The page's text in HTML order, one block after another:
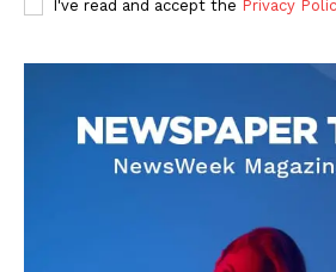
AIN NEWS 1
I've read and accept the Privacy